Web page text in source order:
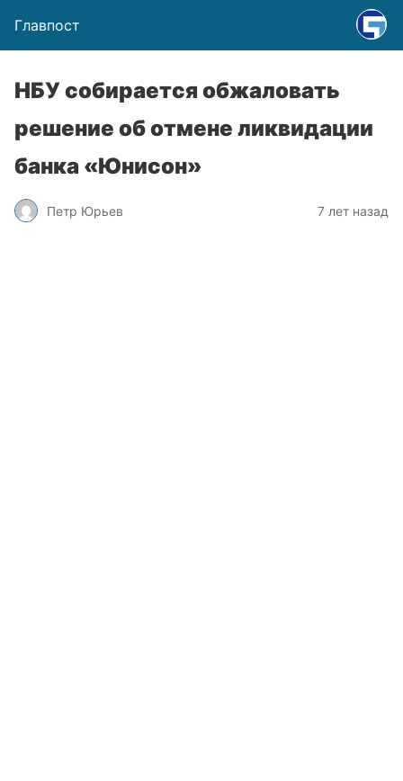
Главпост
НБУ собирается обжаловать
решение об отмене ликвидации
банка «Юнисон»
Петр Юрьев 7 лет назад